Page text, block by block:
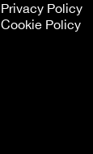
Privacy Policy
Cookie Policy